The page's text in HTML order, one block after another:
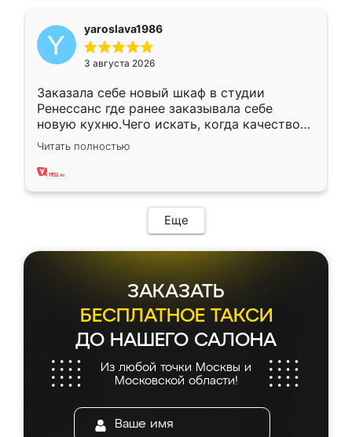
yaroslava1986
3 августа 2026
Заказала себе новый шкаф в студии
Ренессанс где ранее заказывала себе
новую кухню.Чего искать, когда качеством
вполне довольна. Служит кухня уже почти
два года, нареканий нет.
Читать полностью
Еще
ЗАКАЗАТЬ
БЕСПЛАТНОЕ ТАКСИ
ДО НАШЕГО САЛОНА
Из любой точки Москвы и
Московской области!